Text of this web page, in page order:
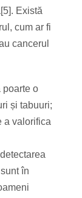
Există
cum ar fi
cancerul
poarte o
și tabuuri;
a valorifica
în